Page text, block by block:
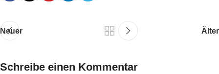
Neuer Älter
Schreibe einen Kommentar